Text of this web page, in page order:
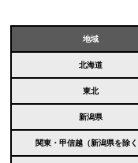
地域
北海道
東北
新潟県
関東・甲信越（新潟県を除く